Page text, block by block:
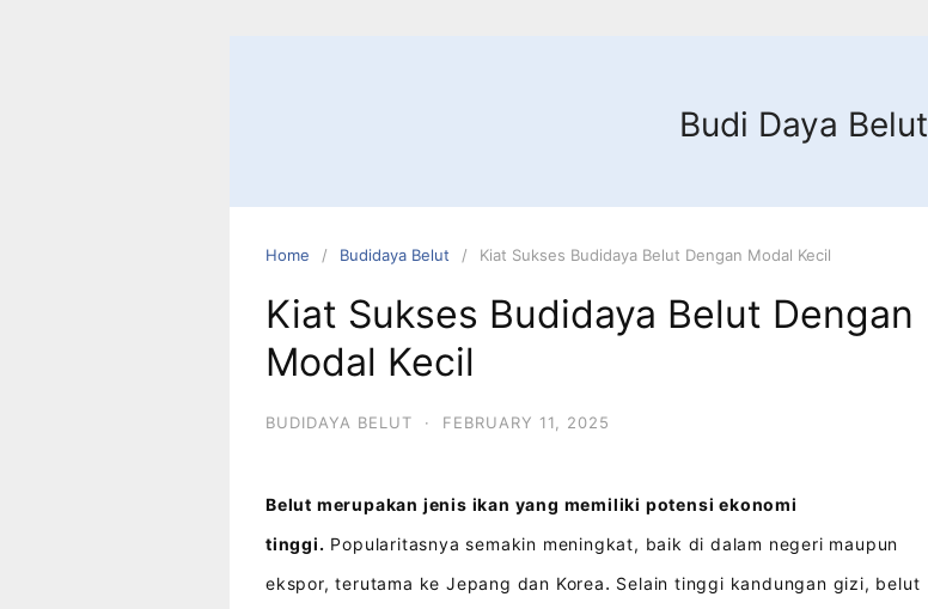
Budi Daya Belut
Home Budidaya Belut Kiat Sukses Budidaya Belut Dengan Modal Kecil
Kiat Sukses Budidaya Belut Dengan
Modal Kecil
BUDIDAYA BELUT · FEBRUARY 11, 2025
Belut merupakan jenis ikan yang memiliki potensi ekonomi
tinggi. Popularitasnya semakin meningkat, baik di dalam negeri maupun
ekspor, terutama ke Jepang dan Korea. Selain tinggi kandungan gizi, belut